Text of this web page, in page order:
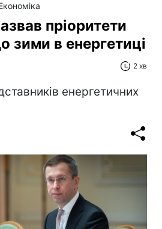
пріоритети
зими в енергетиці
2 хв
енергетичних